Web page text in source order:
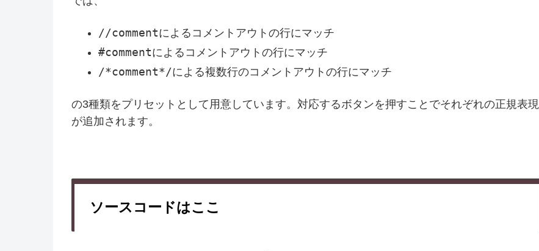
//commentによるコメントアウトの行にマッチ
#commentによるコメントアウトの行にマッチ
/*comment*/による複数行のコメントアウトの行にマッチ
の3種類をプリセットとして用意しています。対応するボタンを押すことでそれぞれの正規表現
が追加されます。
ソースコードはここ